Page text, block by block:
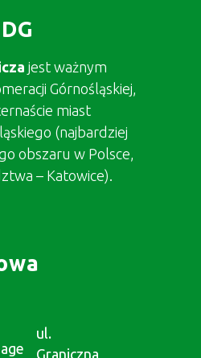
jest ważnym
Górnośląskiej,
miast
(najbardziej
obszaru w Polsce,
– Katowice).
ul.
Graniczna